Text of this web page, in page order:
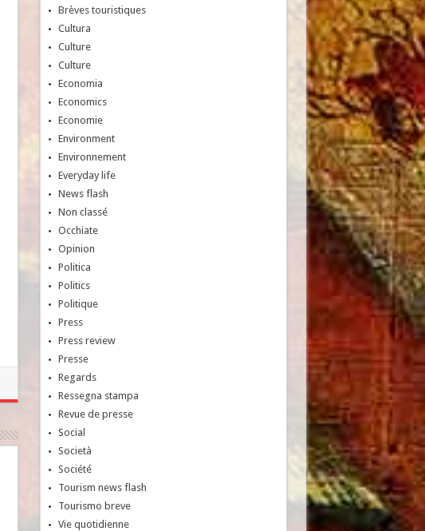
Brèves touristiques
Cultura
Culture
Culture
Economia
Economics
Economie
Environment
Environnement
Everyday life
News flash
Non classé
Occhiate
Opinion
Politica
Politics
Politique
Press
Press review
Presse
Regards
Ressegna stampa
Revue de presse
Social
Società
Société
Tourism news flash
Tourismo breve
Vie quotidienne